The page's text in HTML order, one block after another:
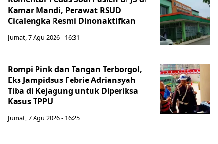
Kamar Mandi, Perawat RSUD
Cicalengka Resmi Dinonaktifkan
Jumat, 7 Agu 2026 - 16:31
Rompi Pink dan Tangan Terborgol,
Eks Jampidsus Febrie Adriansyah
Tiba di Kejagung untuk Diperiksa
Kasus TPPU
Jumat, 7 Agu 2026 - 16:25